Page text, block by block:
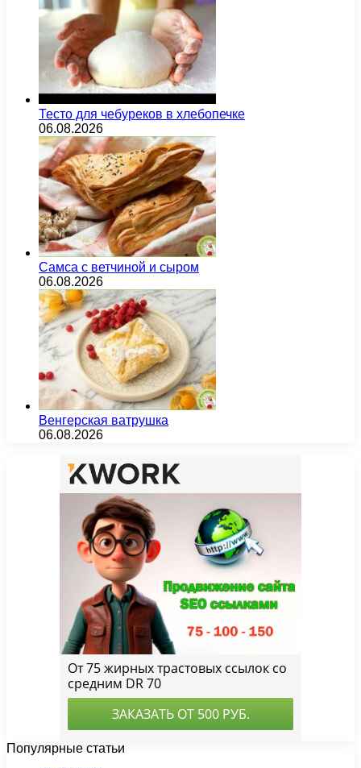
Тесто для чебуреков в хлебопечке
06.08.2026
Самса с ветчиной и сыром
06.08.2026
Венгерская ватрушка
06.08.2026
Популярные статьи